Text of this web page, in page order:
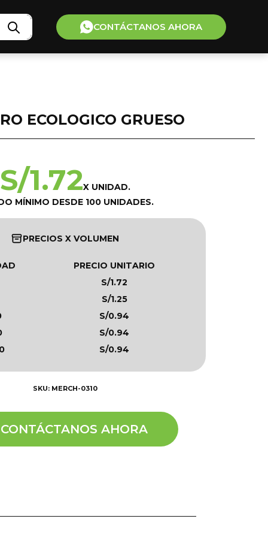
CONTÁCTANOS AHORA
ECOLOGICO GRUESO
S/1.72X UNIDAD.
MÍNIMO DESDE 100 UNIDADES.
PRECIOS X VOLUMEN
PRECIO UNITARIO
S/1.72
S/1.25
S/0.94
S/0.94
S/0.94
SKU: MERCH-0310
CONTÁCTANOS AHORA